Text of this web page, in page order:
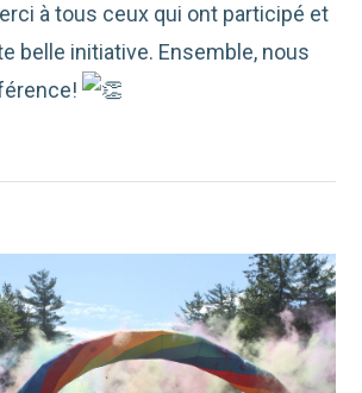
à tous ceux qui ont participé et
belle initiative. Ensemble, nous